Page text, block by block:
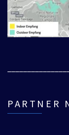
PARTNER